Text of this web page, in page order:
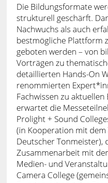
Die Bildungsformate
strukturell geschärft.
Nachwuchs als auch
bestmögliche Plattform
geboten werden – von
Vorträgen zu
detaillierten Hands-On
renommierten
Fachwissen zu
erwartet die
Prolight + Sound
(in Kooperation mit dem
Deutscher Tonmeister),
Zusammenarbeit mit
Medien- und
Camera College